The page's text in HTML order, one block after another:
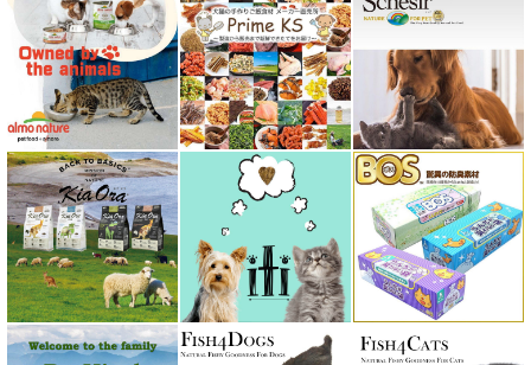
プロデン ProDen
ベイリーコー Bailey+Co
ベッツソリューション VetSolution
ベッツラボ Vets Labo
ペットカインド PetKind
ペトコト PETOKOTO
ホワイトフォックス